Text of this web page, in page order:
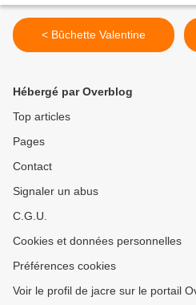
< Bûchette Valentine
Hébergé par Overblog
Top articles
Pages
Contact
Signaler un abus
C.G.U.
Cookies et données personnelles
Préférences cookies
Voir le profil de jacre sur le portail